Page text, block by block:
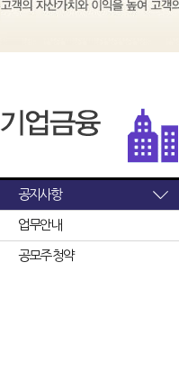
공지사항
업무안내
공모주 청약